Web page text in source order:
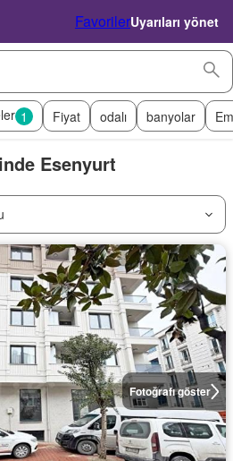
FavorilerUyarıları yönet
1 Fiyat odalı banyolar
Esenyurt
Fotoğrafı göster